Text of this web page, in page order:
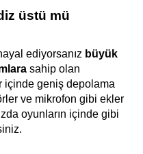
üstü mü
ediyorsanız büyük
sahip olan
içinde geniş depolama
ve mikrofon gibi ekler
oyunların içinde gibi